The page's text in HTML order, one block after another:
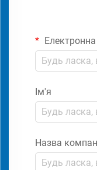
Ім'я
Назва